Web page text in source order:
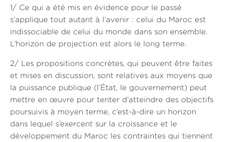
1/ Ce qui a été mis en évidence pour le passé
s’applique tout autant à l’avenir : celui du Maroc est
indissociable de celui du monde dans son ensemble.
L’horizon de projection est alors le long terme.
2/ Les propositions concrètes, qui peuvent être faites
et mises en discussion, sont relatives aux moyens que
la puissance publique (l’État, le gouvernement) peut
mettre en œuvre pour tenter d’atteindre des objectifs
poursuivis à moyen terme, c’est-à-dire un horizon
dans lequel s’exercent sur la croissance et le
développement du Maroc les contraintes qui tiennent